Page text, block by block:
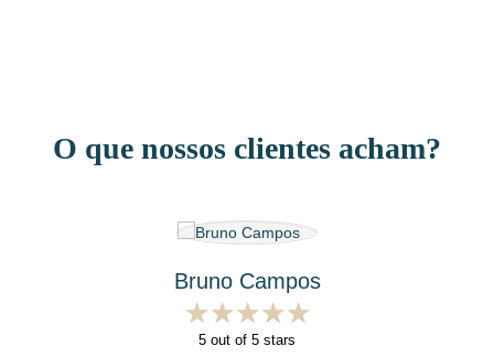
O que nossos clientes acham?
Bruno Campos
★★★★★
★★★★★
5 out of 5 stars